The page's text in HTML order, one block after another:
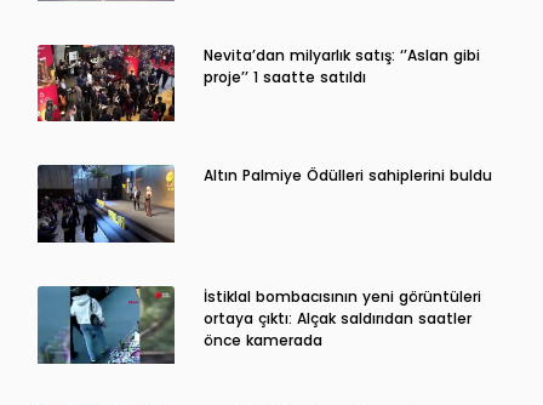
Nevita’dan milyarlık satış: ‘’Aslan gibi
proje’’ 1 saatte satıldı
Altın Palmiye Ödülleri sahiplerini buldu
İstiklal bombacısının yeni görüntüleri
ortaya çıktı: Alçak saldırıdan saatler
önce kamerada